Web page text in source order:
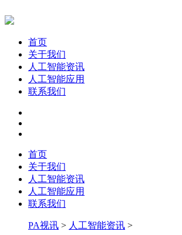
首页
关于我们
人工智能资讯
人工智能应用
联系我们
首页
关于我们
人工智能资讯
人工智能应用
联系我们
PA视讯 > 人工智能资讯 >